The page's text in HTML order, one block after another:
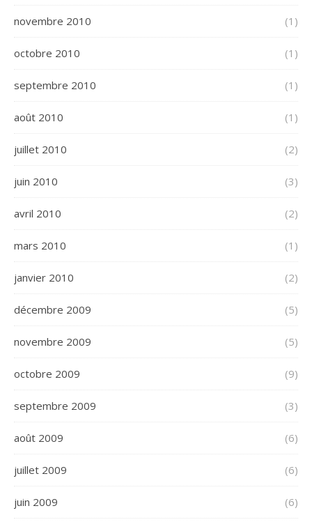
novembre 2010 (1)
octobre 2010 (1)
septembre 2010 (1)
août 2010 (1)
juillet 2010 (2)
juin 2010 (3)
avril 2010 (2)
mars 2010 (1)
janvier 2010 (2)
décembre 2009 (5)
novembre 2009 (5)
octobre 2009 (9)
septembre 2009 (3)
août 2009 (6)
juillet 2009 (6)
juin 2009 (6)